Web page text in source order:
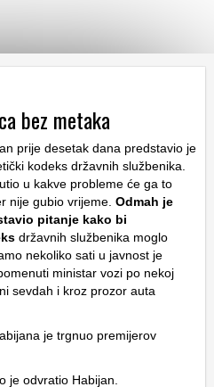
bez metaka
prije desetak dana predstavio je
kodeks državnih službenika.
u kakve probleme će ga to
nije gubio vrijeme. Odmah je
pitanje kako bi
državnih službenika moglo
nekoliko sati u javnost je
ministar vozi po nekoj
sevdah i kroz prozor auta
je trgnuo premijerov
je odvratio Habijan.